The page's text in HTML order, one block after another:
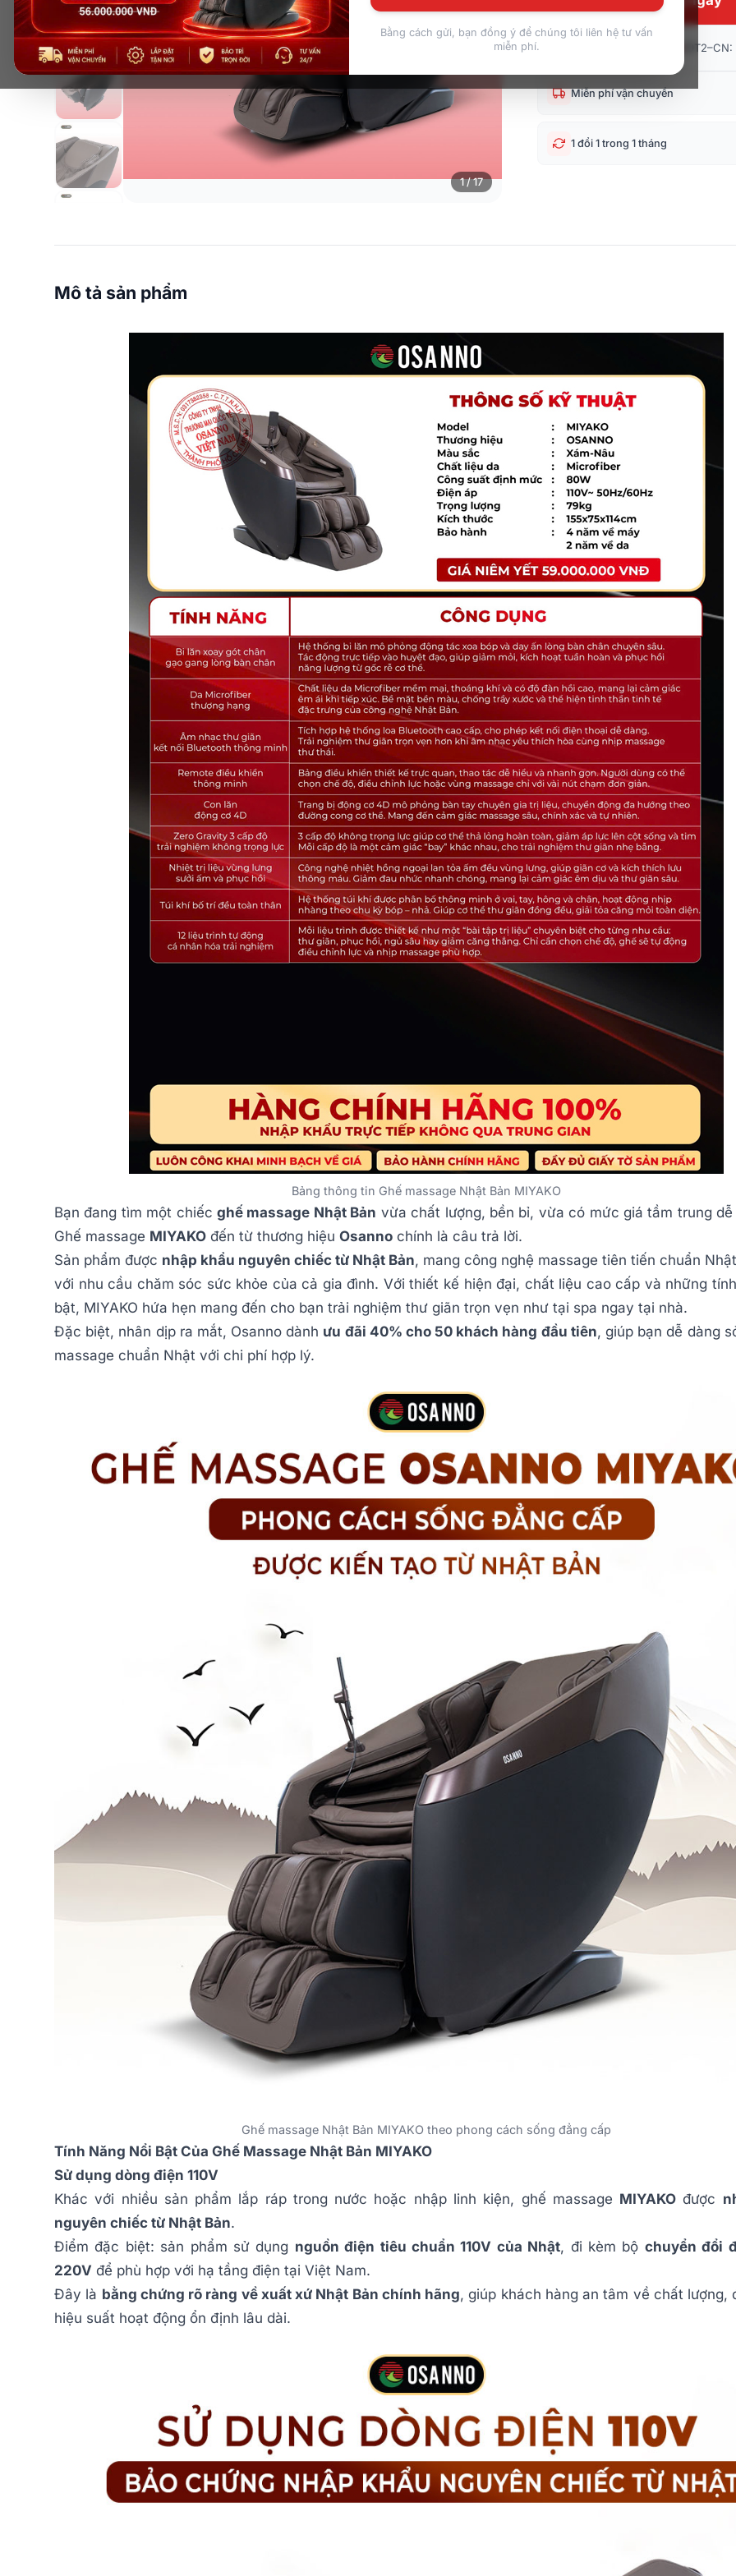
1 / 17
Miễn phí vận chuyển
1 đổi 1 trong 1 tháng
Mô tả sản phẩm
Bảng thông tin Ghế massage Nhật Bản MIYAKO
Bạn đang tìm một chiếcghế massage Nhật Bản vừa chất lượng, bền bỉ, vừa có mức giá tầm trung
Ghế massage MIYAKO đến từ thương hiệu Osanno chính là câu trả lời.
Sản phẩm được nhập khẩu nguyên chiếc từ Nhật Bản, mang công nghệ massage tiên tiến chuẩn
với nhu cầu chăm sóc sức khỏe của cả gia đình. Với thiết kế hiện đại, chất liệu cao cấp và những
bật, MIYAKO hứa hẹn mang đến cho bạn trải nghiệm thư giãn trọn vẹn như tại spa ngay tại nhà.
Đặc biệt, nhân dịp ra mắt, Osanno dành ưu đãi 40% cho 50 khách hàng đầu tiên, giúp bạn dễ dàng
massage chuẩn Nhật với chi phí hợp lý.
Ghế massage Nhật Bản MIYAKO theo phong cách sống đẳng cấp
Tính Năng Nổi Bật Của Ghế Massage Nhật Bản MIYAKO
Sử dụng dòng điện 110V
Khác với nhiều sản phẩm lắp ráp trong nước hoặc nhập linh kiện, ghế massage MIYAKO được
nguyên chiếc từ Nhật Bản.
Điểm đặc biệt: sản phẩm sử dụng nguồn điện tiêu chuẩn 110V của Nhật, đi kèm bộ chuyển đổi
220V để phù hợp với hạ tầng điện tại Việt Nam.
Đây là bằng chứng rõ ràng về xuất xứ Nhật Bản chính hãng, giúp khách hàng an tâm về chất lượng,
hiệu suất hoạt động ổn định lâu dài.
Bằng cách gửi, bạn đồng ý để chúng tôi liên hệ tư vấn
miễn phí.